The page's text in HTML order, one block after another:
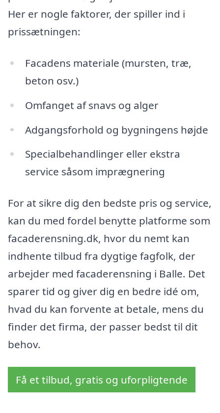
Her er nogle faktorer, der spiller ind i
prissætningen:
Facadens materiale (mursten, træ,
beton osv.)
Omfanget af snavs og alger
Adgangsforhold og bygningens højde
Specialbehandlinger eller ekstra
service såsom imprægnering
For at sikre dig den bedste pris og service,
kan du med fordel benytte platforme som
facaderensning.dk, hvor du nemt kan
indhente tilbud fra dygtige fagfolk, der
arbejder med facaderensning i Balle. Det
sparer tid og giver dig en bedre idé om,
hvad du kan forvente at betale, mens du
finder det firma, der passer bedst til dit
behov.
Få et tilbud, gratis og uforpligtende